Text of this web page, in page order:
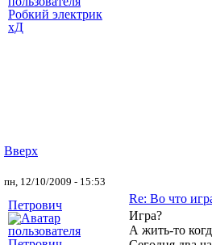
Вверх
пн, 12/10/2009 - 15:53
Петрович
Re: Во что
Игра?
А жить-то